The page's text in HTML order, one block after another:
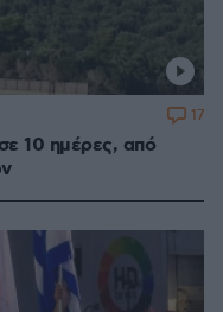
10 ημέρες, από
17